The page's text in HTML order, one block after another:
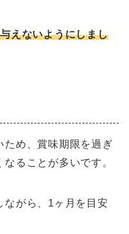
えないようにしまし
ため、賞味期限を過ぎ
ることが多いです。
ながら、1ヶ月を目安